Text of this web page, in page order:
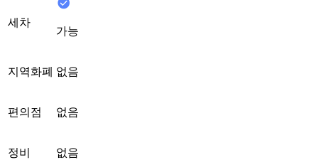
세차
가능
지역화폐 없음
편의점 없음
정비 없음